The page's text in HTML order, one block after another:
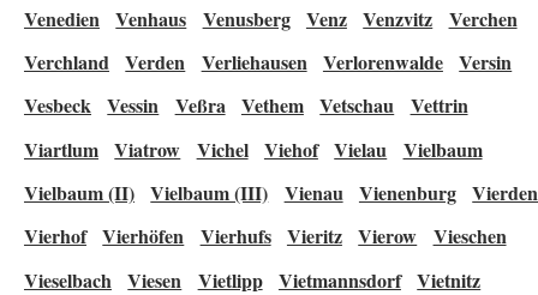
Venedien Venhaus Venusberg Venz Venzvitz
Verchen
Verchland Verden Verliehausen Verlorenwalde Versin
Vesbeck Vessin Veßra Vethem Vetschau
Vettrin
Viartlum Viatrow Vichel Viehof Vielau
Vielbaum
Vielbaum (II) Vielbaum (III) Vienau Vienenburg Vierden
Vierhof Vierhöfen Vierhufs Vieritz Vierow
Vieschen
Vieselbach
Viesen Vietlipp Vietmannsdorf Vietnitz